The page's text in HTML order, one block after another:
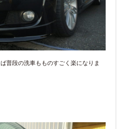
普段の洗車もものすごく楽になりま